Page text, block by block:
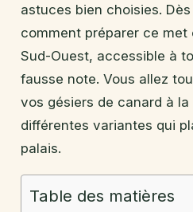
astuces bien choisies.
comment préparer ce met
Sud-Ouest, accessible à
fausse note. Vous allez
vos gésiers de canard à
différentes variantes qui
palais.
Table des matières